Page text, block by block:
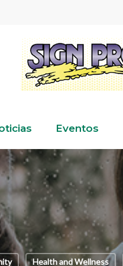
Eventos
Health and Wellness